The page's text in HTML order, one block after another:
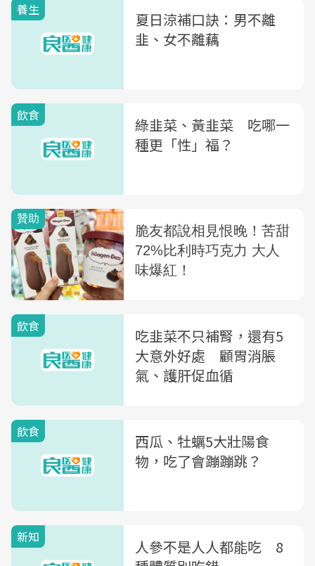
養生
夏日涼補口訣：男不離
韭、女不離藕
飲食
綠韭菜、黃韭菜 吃哪一
種更「性」福？
飲食
吃韭菜不只補腎，還有5
大意外好處 顧胃消脹
氣、護肝促血循
飲食
西瓜、牡蠣5大壯陽食
物，吃了會蹦蹦跳？
新知
人參不是人人都能吃 8